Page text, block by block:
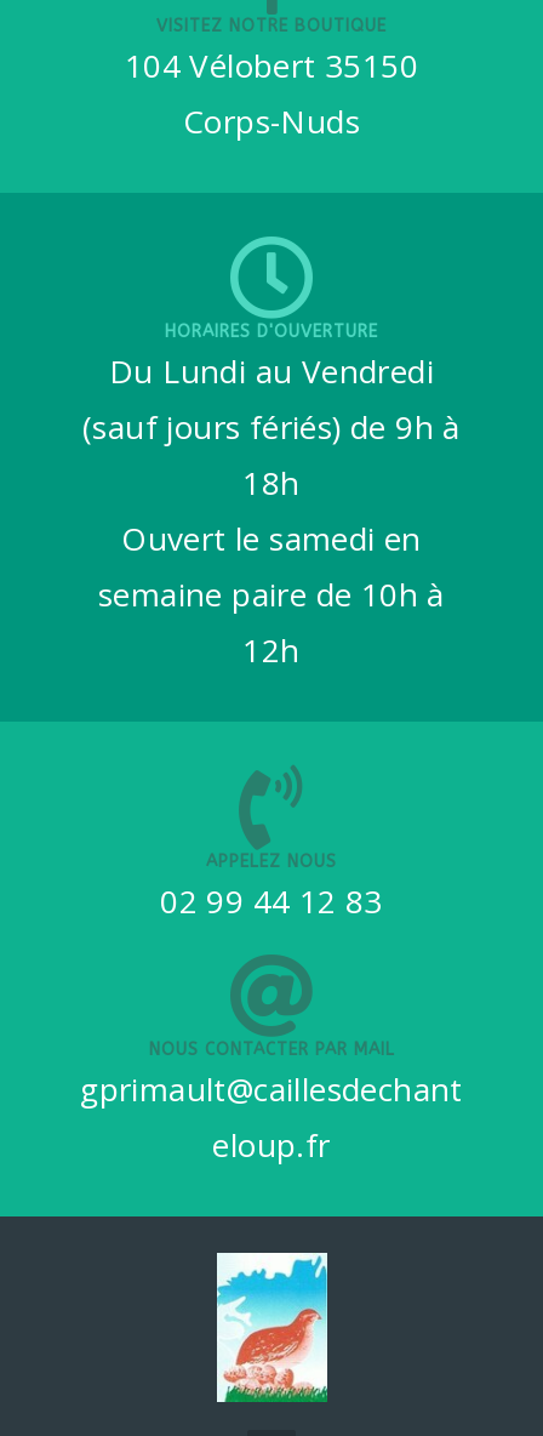
VISITEZ NOTRE BOUTIQUE
104 Vélobert 35150
Corps-Nuds
HORAIRES D'OUVERTURE
Du Lundi au Vendredi
(sauf jours fériés) de 9h à
18h
Ouvert le samedi en
semaine paire de 10h à
12h
APPELEZ NOUS
02 99 44 12 83
NOUS CONTACTER PAR MAIL
gprimault@caillesdechant
eloup.fr